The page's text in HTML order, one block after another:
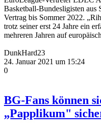
Basketball-Bundesligisten aus
Vertrag bis Sommer 2022.
trotz seiner erst 24 Jahre ein
mehreren Jahren auf
DunkHard23
24. Januar 2021 um 15:24
0
BG-Fans können
„Papplikum"